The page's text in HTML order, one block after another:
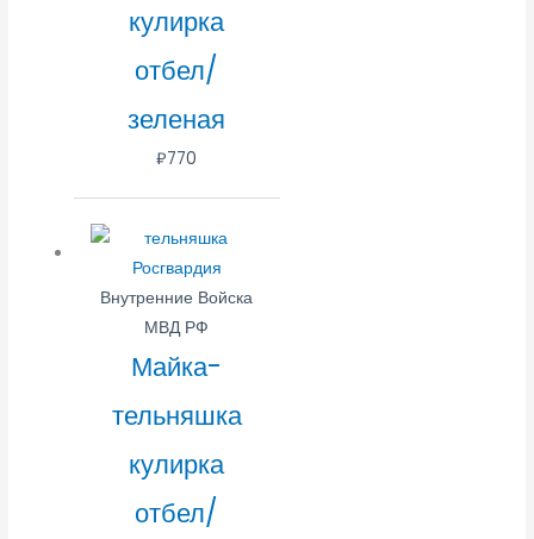
кулирка
отбел/
зеленая
₽770
Внутренние Войска
МВД РФ
Майка-
тельняшка
кулирка
отбел/